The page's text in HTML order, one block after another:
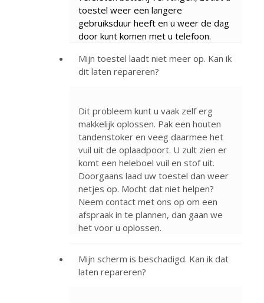
toestel weer een langere
gebruiksduur heeft en u weer de dag
door kunt komen met u telefoon.
Mijn toestel laadt niet meer op. Kan ik
dit laten repareren?
Dit probleem kunt u vaak zelf erg
makkelijk oplossen. Pak een houten
tandenstoker en veeg daarmee het
vuil uit de oplaadpoort. U zult zien er
komt een heleboel vuil en stof uit.
Doorgaans laad uw toestel dan weer
netjes op. Mocht dat niet helpen?
Neem contact met ons op om een
afspraak in te plannen, dan gaan we
het voor u oplossen.
Mijn scherm is beschadigd. Kan ik dat
laten repareren?